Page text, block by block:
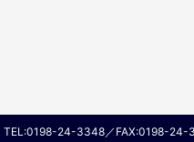
TEL:0198-24-3348／FAX:0198-24-